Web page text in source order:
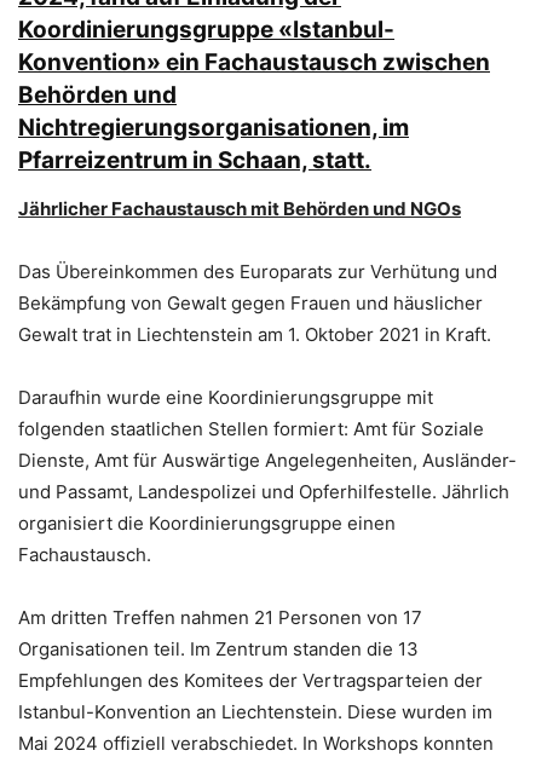
Koordinierungsgruppe «Istanbul-
Konvention» ein Fachaustausch zwischen
Behörden und
Nichtregierungsorganisationen, im
Pfarreizentrum in Schaan, statt.
Jährlicher Fachaustausch mit Behörden und NGOs
Das Übereinkommen des Europarats zur Verhütung und
Bekämpfung von Gewalt gegen Frauen und häuslicher
Gewalt trat in Liechtenstein am 1. Oktober 2021 in Kraft.
Daraufhin wurde eine Koordinierungsgruppe mit
folgenden staatlichen Stellen formiert: Amt für Soziale
Dienste, Amt für Auswärtige Angelegenheiten, Ausländer-
und Passamt, Landespolizei und Opferhilfestelle. Jährlich
organisiert die Koordinierungsgruppe einen
Fachaustausch.
Am dritten Treffen nahmen 21 Personen von 17
Organisationen teil. Im Zentrum standen die 13
Empfehlungen des Komitees der Vertragsparteien der
Istanbul-Konvention an Liechtenstein. Diese wurden im
Mai 2024 offiziell verabschiedet. In Workshops konnten